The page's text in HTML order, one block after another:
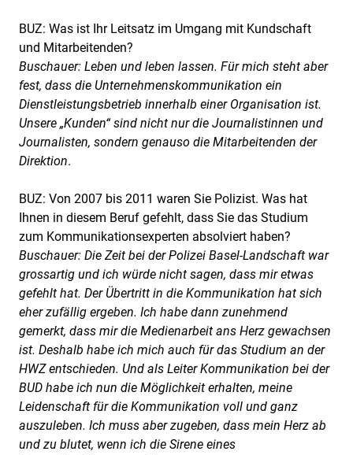
BUZ: Was ist Ihr Leitsatz im Umgang mit Kundschaft
und Mitarbeitenden?
Buschauer: Leben und leben lassen. Für mich steht aber
fest, dass die Unternehmenskommunikation ein
Dienstleistungsbetrieb innerhalb einer Organisation ist.
Unsere „Kunden“ sind nicht nur die Journalistinnen und
Journalisten, sondern genauso die Mitarbeitenden der
Direktion.
BUZ: Von 2007 bis 2011 waren Sie Polizist. Was hat
Ihnen in diesem Beruf gefehlt, dass Sie das Studium
zum Kommunikationsexperten absolviert haben?
Buschauer: Die Zeit bei der Polizei Basel-Landschaft war
grossartig und ich würde nicht sagen, dass mir etwas
gefehlt hat. Der Übertritt in die Kommunikation hat sich
eher zufällig ergeben. Ich habe dann zunehmend
gemerkt, dass mir die Medienarbeit ans Herz gewachsen
ist. Deshalb habe ich mich auch für das Studium an der
HWZ entschieden. Und als Leiter Kommunikation bei der
BUD habe ich nun die Möglichkeit erhalten, meine
Leidenschaft für die Kommunikation voll und ganz
auszuleben. Ich muss aber zugeben, dass mein Herz ab
und zu blutet, wenn ich die Sirene eines